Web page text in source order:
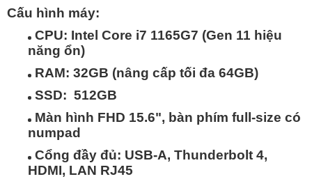
Cấu hình máy:
CPU: Intel Core i7 1165G7 (Gen 11 hiệu
năng ổn)
RAM: 32GB (nâng cấp tối đa 64GB)
SSD: 512GB
Màn hình FHD 15.6", bàn phím full-size có
numpad
Cổng đầy đủ: USB-A, Thunderbolt 4,
HDMI, LAN RJ45